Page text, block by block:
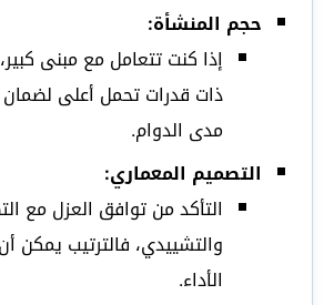
حجم المنشأة:
إذا كنت تتعامل مع مبنى
ذات قدرات تحمل أعلى لضمان
مدى الدوام.
التصميم المعماري:
التأكد من توافق العزل مع
والتشييدي، فالترتيب يمكن
الأداء.